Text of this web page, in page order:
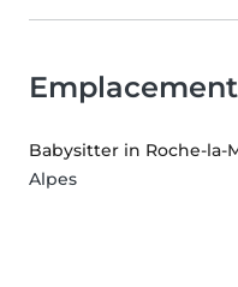
Emplacement
Babysitter in Roche-la-
Alpes